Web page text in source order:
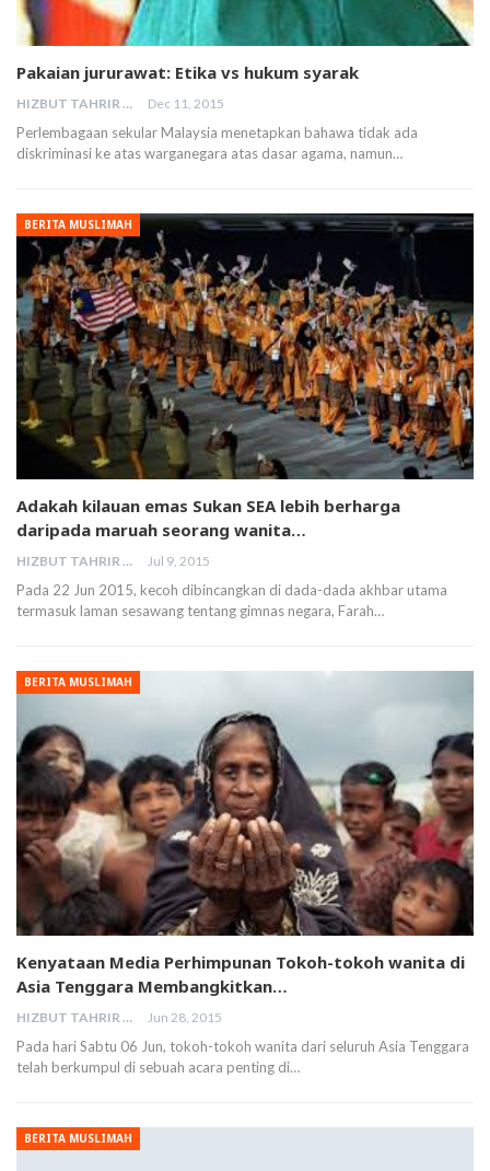
Pakaian jururawat: Etika vs hukum syarak
HIZBUT TAHRIR MALAYSIA Dec 11, 2015
Perlembagaan sekular Malaysia menetapkan bahawa tidak ada
diskriminasi ke atas warganegara atas dasar agama, namun…
BERITA MUSLIMAH
Adakah kilauan emas Sukan SEA lebih berharga
daripada maruah seorang wanita…
HIZBUT TAHRIR MALAYSIA Jul 9, 2015
Pada 22 Jun 2015, kecoh dibincangkan di dada-dada akhbar utama
termasuk laman sesawang tentang gimnas negara, Farah…
BERITA MUSLIMAH
Kenyataan Media Perhimpunan Tokoh-tokoh wanita di
Asia Tenggara Membangkitkan…
HIZBUT TAHRIR MALAYSIA Jun 28, 2015
Pada hari Sabtu 06 Jun, tokoh-tokoh wanita dari seluruh Asia Tenggara
telah berkumpul di sebuah acara penting di…
BERITA MUSLIMAH